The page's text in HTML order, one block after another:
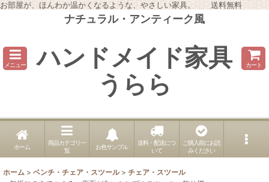
お部屋が、ほんわか温かくなるような、やさしい家具。 送料無料
ナチュラル・アンティーク風
メニュー ハンドメイド家具
うらら
カート
ホーム
商品カテゴリ一
覧
お色サンプル
送料・配送につ
いて
ご購入前にお読
みください
ホーム > ベンチ・チェア・スツール > チェア・スツール